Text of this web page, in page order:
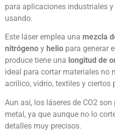
para aplicaciones industriales
usando.
Este láser emplea una mezcla
nitrógeno y helio para generar
produce tiene una longitud de
ideal para cortar materiales no
acrílico, vidrio, textiles y ciertos
Aun así, los láseres de CO2
metal, ya que aunque no lo
detalles muy precisos.